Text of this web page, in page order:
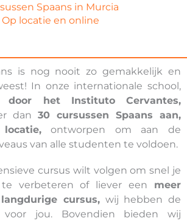
Spaans in Murcia
Op locatie en online
is nog nooit zo gemakkelijk en
In onze internationale school,
door het Instituto Cervantes,
dan 30 cursussen Spaans aan,
ontworpen om aan de
van alle studenten te voldoen.
cursus wilt volgen om snel je
te verbeteren of liever een meer
langdurige cursus, wij hebben de
jou. Bovendien bieden wij